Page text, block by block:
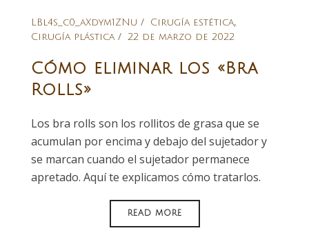
LBl4s_c0_aXdym1ZNu Cirugía estética,
Cirugía plástica 22 de marzo de 2022
Cómo eliminar los «Bra
Rolls»
Los bra rolls son los rollitos de grasa que se
acumulan por encima y debajo del sujetador y
se marcan cuando el sujetador permanece
apretado. Aquí te explicamos cómo tratarlos.
READ MORE